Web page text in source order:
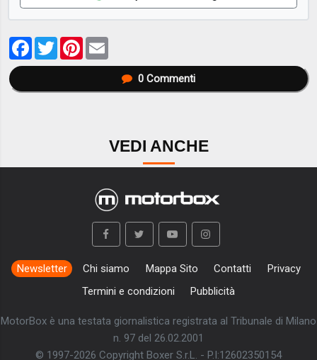
Facebook
TwitterPinterest
0Commenti
VEDI ANCHE
Newsletter Chi siamo Mappa Sito Contatti
Privacy
Termini e condizioni
Pubblicità
MotorBox è una testata giornalistica registrata al Tribunale di Milano
n. 97 del 26.02.2001
© 1997-2026 Copyright Boxer S.r.L. - P.I:12602350154